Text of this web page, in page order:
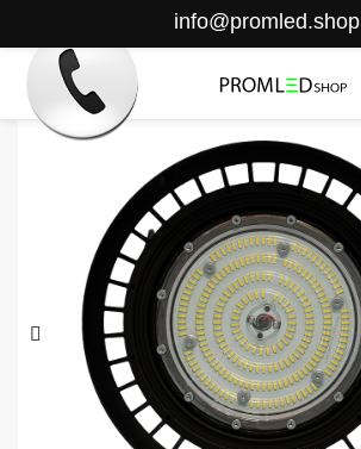
info@promled.shop